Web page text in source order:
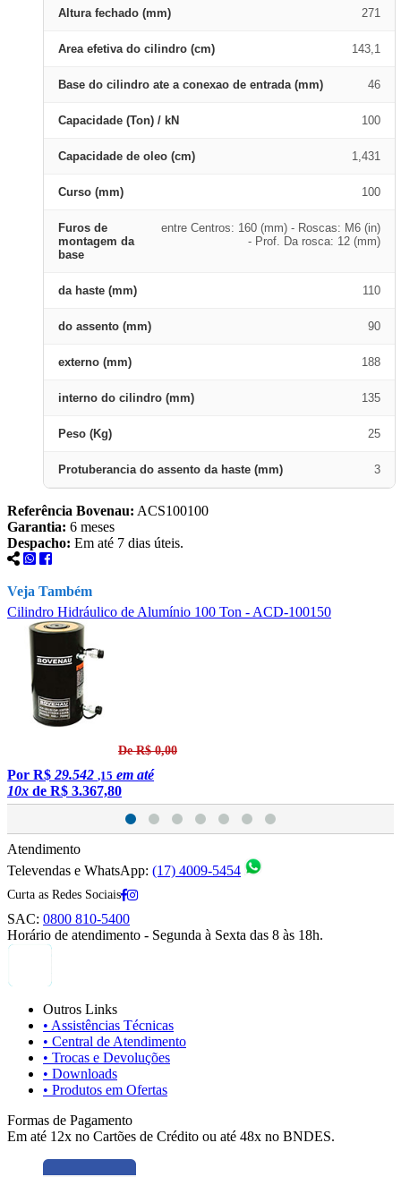
Altura fechado (mm) 271
Area efetiva do cilindro (cm) 143,1
Base do cilindro ate a conexao de entrada (mm) 46
Capacidade (Ton) / kN 100
Capacidade de oleo (cm) 1,431
Curso (mm) 100
Furos de
montagem da
base
entre Centros: 160 (mm) - Roscas: M6 (in)
- Prof. Da rosca: 12 (mm)
da haste (mm) 110
do assento (mm) 90
externo (mm) 188
interno do cilindro (mm) 135
Peso (Kg) 25
Protuberancia do assento da haste (mm) 3
Referência Bovenau: ACS100100
Garantia: 6 meses
Despacho: Em até 7 dias úteis.
Veja Também
Cilindro Hidráulico de Alumínio 100 Ton - ACD-100150
De R$ 0,00
Por R$ 29.542 ,15 em até
10x de R$ 3.367,80
Atendimento
Televendas e WhatsApp: (17) 4009-5454
Curta as Redes Sociais
SAC: 0800 810-5400
Horário de atendimento - Segunda à Sexta das 8 às 18h.
Outros Links
• Assistências Técnicas
• Central de Atendimento
• Trocas e Devoluções
• Downloads
• Produtos em Ofertas
Formas de Pagamento
Em até 12x no Cartões de Crédito ou até 48x no BNDES.